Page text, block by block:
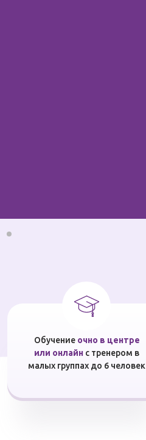
Обучение очно в центре
или онлайн с тренером в
малых группах до 6 человек